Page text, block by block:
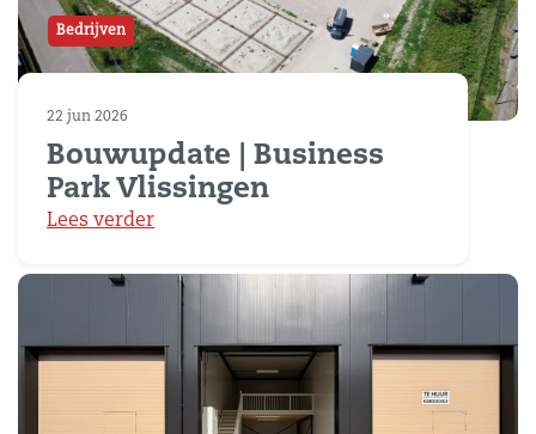
Bedrijven
22 jun 2026
Bouwupdate | Business
Park Vlissingen
Lees verder